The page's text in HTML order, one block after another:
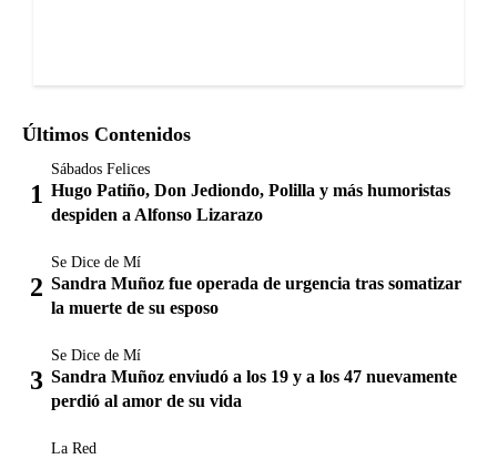
Últimos Contenidos
Sábados Felices
Hugo Patiño, Don Jediondo, Polilla y más humoristas
despiden a Alfonso Lizarazo
Se Dice de Mí
Sandra Muñoz fue operada de urgencia tras somatizar
la muerte de su esposo
Se Dice de Mí
Sandra Muñoz enviudó a los 19 y a los 47 nuevamente
perdió al amor de su vida
La Red